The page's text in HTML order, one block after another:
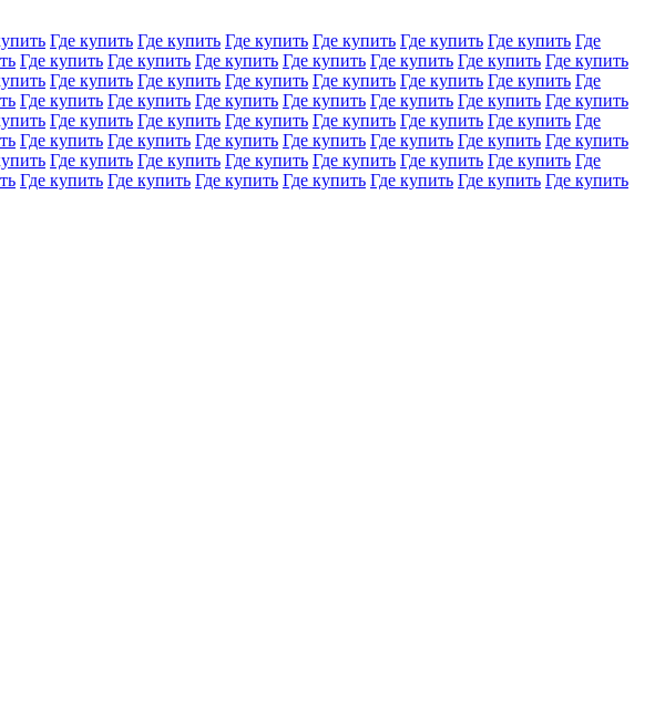
Где купить Где купить Где купить Где купить Где купить Где купить Где
Где купить Где купить Где купить Где купить Где купить Где купить Где купить
Где купить Где купить Где купить Где купить Где купить Где купить Где
Где купить Где купить Где купить Где купить Где купить Где купить Где купить
Где купить Где купить Где купить Где купить Где купить Где купить Где
Где купить Где купить Где купить Где купить Где купить Где купить Где купить
Где купить Где купить Где купить Где купить Где купить Где купить Где
Где купить Где купить Где купить Где купить Где купить Где купить Где купить